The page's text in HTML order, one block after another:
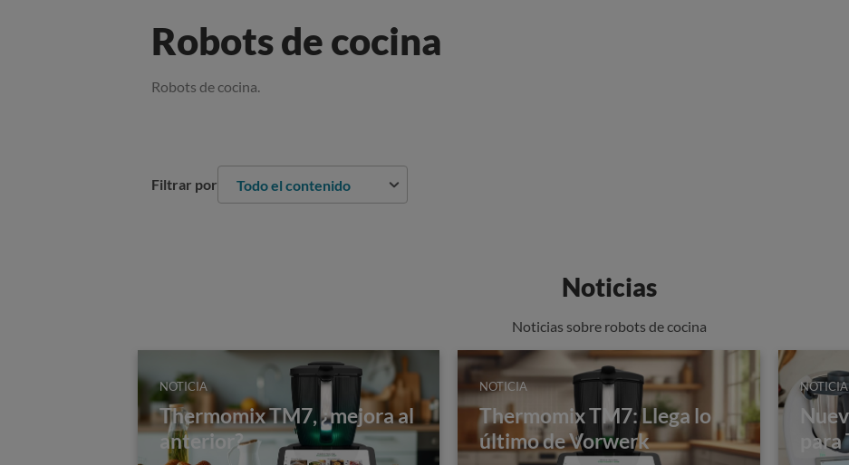
Robots de cocina
Robots de cocina.
Filtrar por Todo el contenido
Noticias
Noticias sobre robots de cocina
NOTICIA
Thermomix TM7, ¿mejora al
anterior?
NOTICIA
Thermomix TM7: Llega lo
último de Vorwerk
NOTICIA